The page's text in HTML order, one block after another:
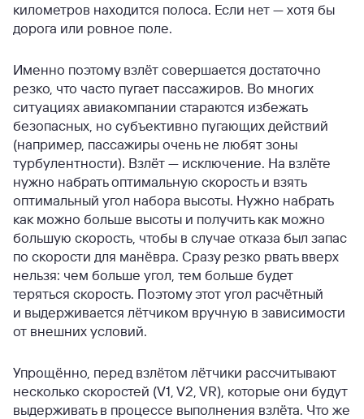
километров находится полоса. Если нет — хотя бы
дорога или ровное поле.
Именно поэтому взлёт совершается достаточно
резко, что часто пугает пассажиров. Во многих
ситуациях авиакомпании стараются избежать
безопасных, но субъективно пугающих действий
(например, пассажиры очень не любят зоны
турбулентности). Взлёт — исключение. На взлёте
нужно набрать оптимальную скорость и взять
оптимальный угол набора высоты. Нужно набрать
как можно больше высоты и получить как можно
большую скорость, чтобы в случае отказа был запас
по скорости для манёвра. Сразу резко рвать вверх
нельзя: чем больше угол, тем больше будет
теряться скорость. Поэтому этот угол расчётный
и выдерживается лётчиком вручную в зависимости
от внешних условий.
Упрощённо, перед взлётом лётчики рассчитывают
несколько скоростей (V1, V2, VR), которые они будут
выдерживать в процессе выполнения взлёта. Что же